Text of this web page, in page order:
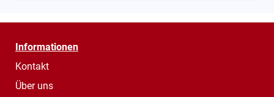
Informationen
Kontakt
Über uns